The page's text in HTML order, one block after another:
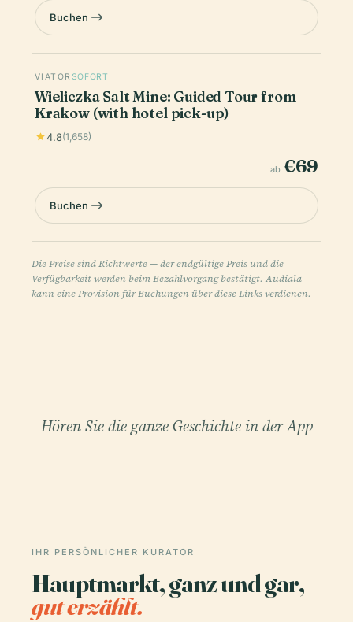
Buchen
VIATOR SOFORT
Wieliczka Salt Mine: Guided Tour from
Krakow (with hotel pick-up)
4.8(1,658)
ab €69
Buchen
Die Preise sind Richtwerte — der endgültige Preis und die
Verfügbarkeit werden beim Bezahlvorgang bestätigt. Audiala
kann eine Provision für Buchungen über diese Links verdienen.
Hören Sie die ganze Geschichte in der App
IHR PERSÖNLICHER KURATOR
Hauptmarkt, ganz und gar,
gut erzählt.